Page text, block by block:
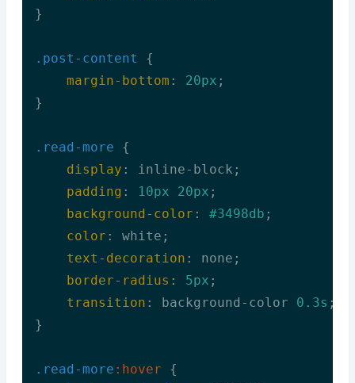
}
.post-content
{
margin-bottom : 20px ;
}
.read-more {
display : inline-block;
padding : 10px 20px ;
background-color : #3498db ;
color : white;
text-decoration : none;
border-radius : 5px ;
transition : background-color 0.3s ;
}
.read-more :hover {